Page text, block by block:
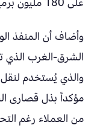
وأضاف أن المنفذ
والذي يُستخدم
مؤكداً بذل قصارى
من العملاء رغم